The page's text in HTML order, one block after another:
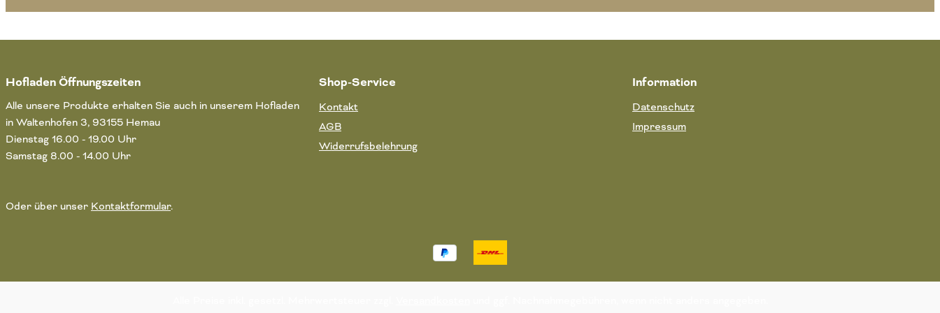
Hofladen Öffnungszeiten
Alle unsere Produkte erhalten Sie auch in unserem Hofladen
in Waltenhofen 3, 93155 Hemau
Dienstag 16.00 - 19.00 Uhr
Samstag 8.00 - 14.00 Uhr
Oder über unser Kontaktformular.
Shop-Service
Kontakt
AGB
Widerrufsbelehrung
Information
Datenschutz
Impressum